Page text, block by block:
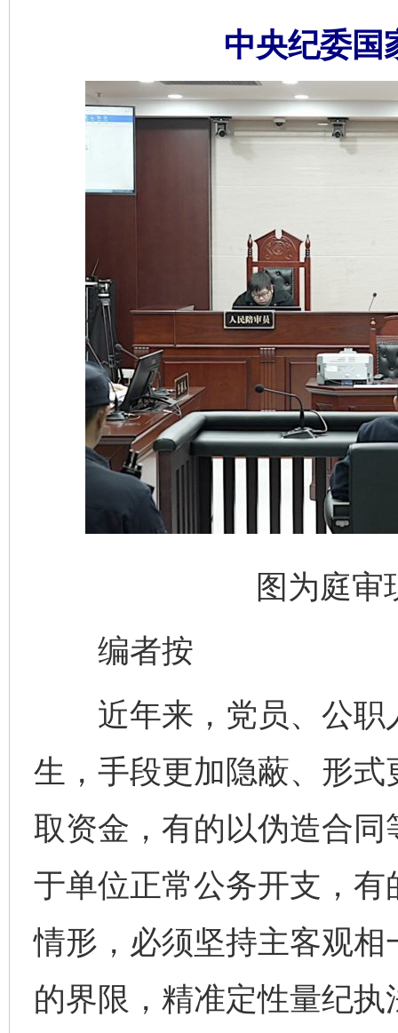
中央纪委国
图为庭审
编者按
近年来，党员、公职
生，手段更加隐蔽、形
取资金，有的以伪造合
于单位正常公务开支，
情形，必须坚持主客观
的界限，精准定性量纪